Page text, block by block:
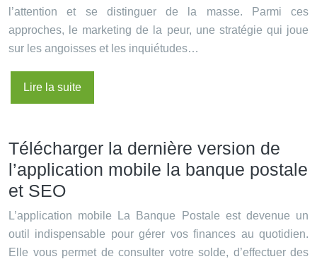
l’attention et se distinguer de la masse. Parmi ces
approches, le marketing de la peur, une stratégie qui joue
sur les angoisses et les inquiétudes…
Lire la suite
Télécharger la dernière version de
l’application mobile la banque postale
et SEO
L’application mobile La Banque Postale est devenue un
outil indispensable pour gérer vos finances au quotidien.
Elle vous permet de consulter votre solde, d’effectuer des